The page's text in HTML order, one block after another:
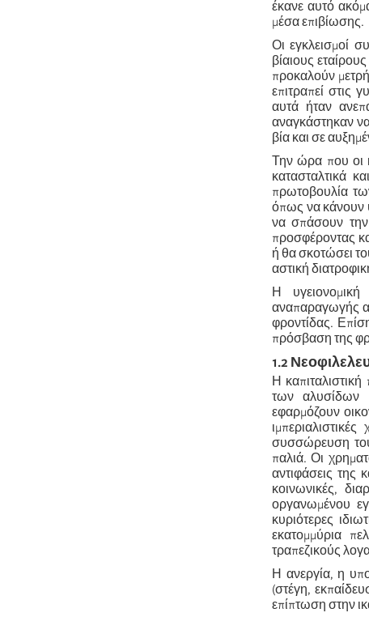
έκανε αυτό
μέσα επιβίωσης.
Οι εγκλεισμοί
βίαιους
προκαλούν
επιτραπεί στις
αυτά ήταν
αναγκάστηκαν
βία και σε
Την ώρα που οι
κατασταλτικά
πρωτοβουλία
όπως να κάνουν
να σπάσουν την
προσφέροντας
ή θα σκοτώσει
αστική
Η υγειονομική
αναπαραγωγής
φροντίδας.
πρόσβαση της
1.2
Η
των αλυσίδων
εφαρμόζουν
συσσώρευση του
παλιά. Οι
αντιφάσεις της
κοινωνικές,
οργανωμένου
κυριότερες
εκατομμύρια
τραπεζικούς
Η ανεργία, η
(στέγη,
επίπτωση στην